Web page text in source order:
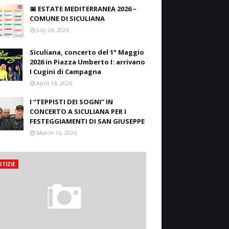
📅 ESTATE MEDITERRANEA 2026 –
COMUNE DI SICULIANA
July 24, 2026
Siculiana, concerto del 1° Maggio
2026 in Piazza Umberto I: arrivano
I Cugini di Campagna
April 14, 2026
I “TEPPISTI DEI SOGNI” IN
CONCERTO A SICULIANA PER I
FESTEGGIAMENTI DI SAN GIUSEPPE
March 16, 2026